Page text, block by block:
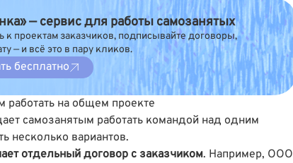
— сервис для работы самозанятых
к проектам заказчиков, подписывайте договоры,
— и всё это в пару кликов.
бесплатно
работать на общем проекте
самозанятым работать командой над одним
несколько вариантов.
отдельный договор с заказчиком. Например, ООО